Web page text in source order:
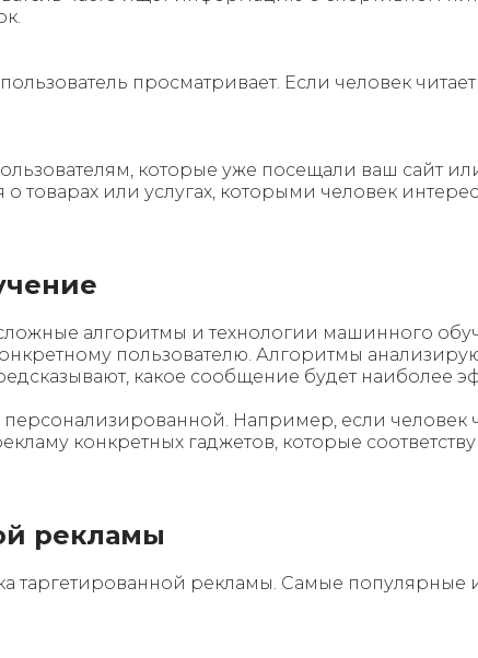
просматривает. Если человек
которые уже посещали ваш сайт
или услугах, которыми человек
алгоритмы и технологии машинного
пользователю. Алгоритмы
какое сообщение будет наиболее
персонализированной. Например, если человек
конкретных гаджетов, которые
рекламы
таргетированной рекламы. Самые популярные